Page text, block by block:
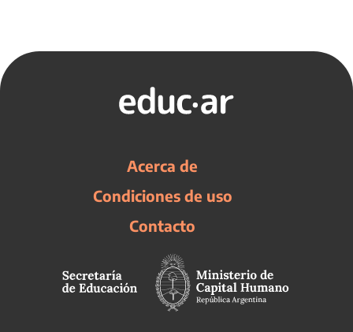
Acerca de
Condiciones de uso
Contacto